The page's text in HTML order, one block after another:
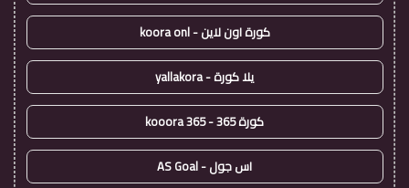
كورة اون لاين - koora onl
يلا كورة - yallakora
كورة 365 - kooora 365
اس جول - AS Goal